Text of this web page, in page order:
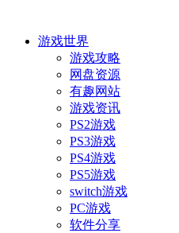
游戏世界
游戏攻略
网盘资源
有趣网站
游戏资讯
PS2游戏
PS3游戏
PS4游戏
PS5游戏
switch游戏
PC游戏
软件分享